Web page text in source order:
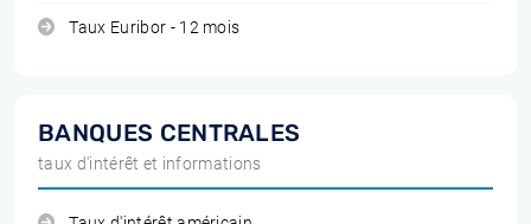
Taux Euribor - 12 mois
BANQUES CENTRALES
taux d'intérêt et informations